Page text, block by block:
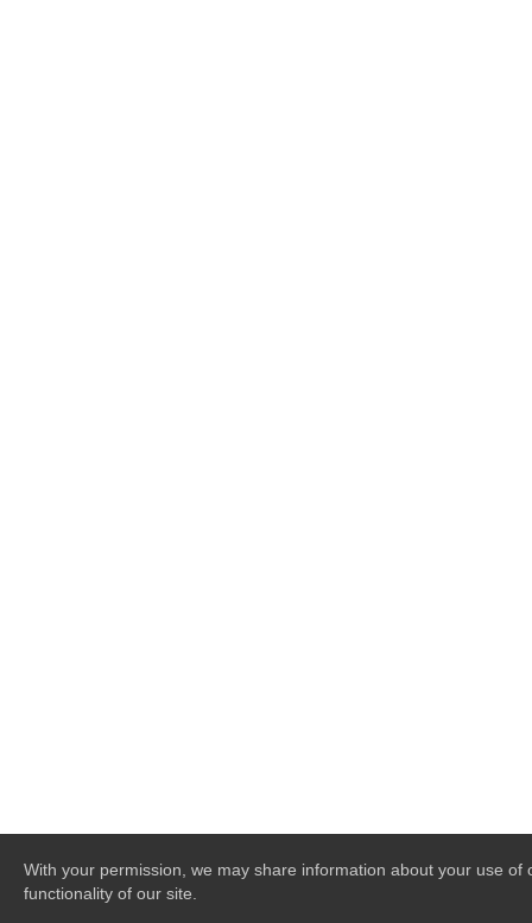
With your permission, we may share information about your use of
functionality of our site.